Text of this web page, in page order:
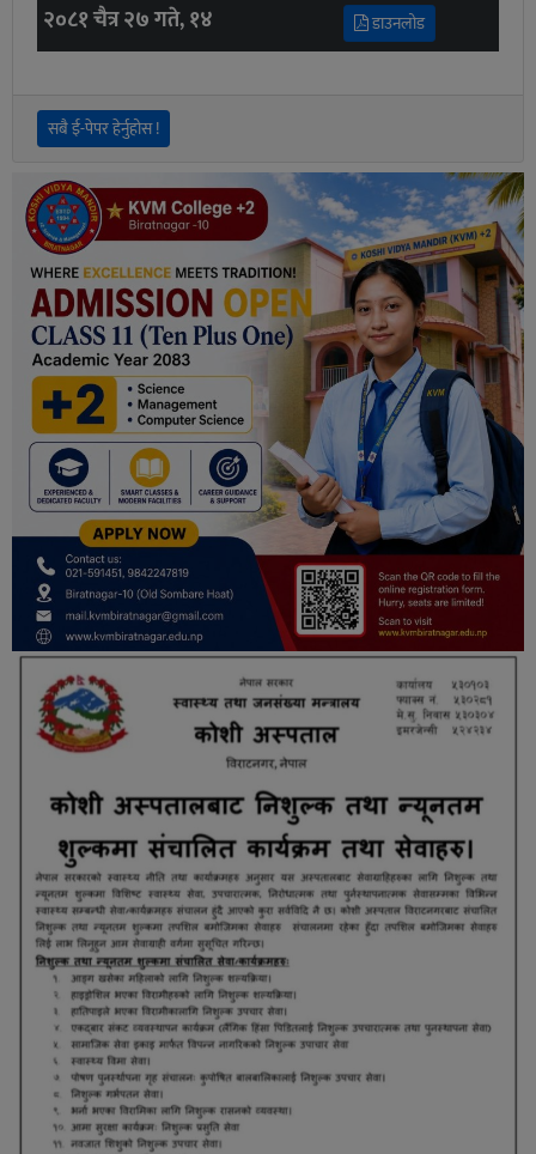
२०८१ चैत्र २७ गते, १४ डाउनलोड
सबै ई-पेपर हेर्नुहोस !